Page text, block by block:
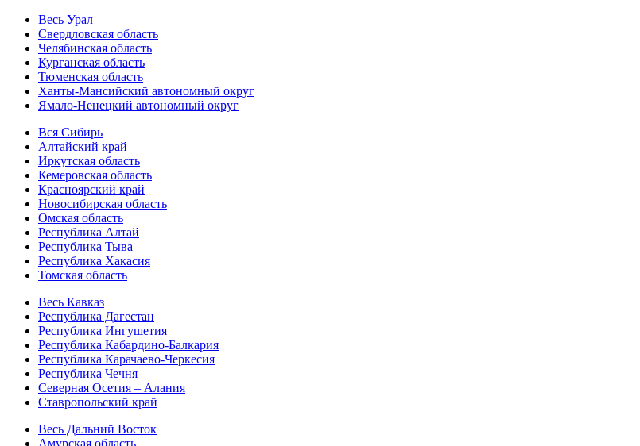
Весь Урал
Свердловская область
Челябинская область
Курганская область
Тюменская область
Ханты-Мансийский автономный округ
Ямало-Ненецкий автономный округ
Вся Сибирь
Алтайский край
Иркутская область
Кемеровская область
Красноярский край
Новосибирская область
Омская область
Республика Алтай
Республика Тыва
Республика Хакасия
Томская область
Весь Кавказ
Республика Дагестан
Республика Ингушетия
Республика Кабардино-Балкария
Республика Карачаево-Черкесия
Республика Чечня
Северная Осетия – Алания
Ставропольский край
Весь Дальний Восток
Амурская область